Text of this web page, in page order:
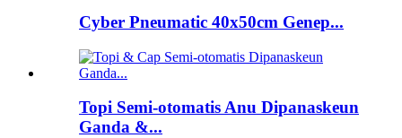
Cyber ​​Pneumatic 40x50cm Genep...
Topi Semi-otomatis Anu Dipanaskeun
Ganda &...